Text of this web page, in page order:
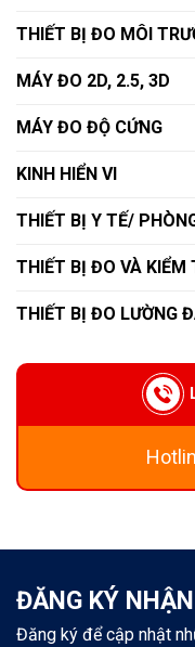
THIẾT BỊ ĐO MÔI
MÁY ĐO 2D, 2.5, 3D
MÁY ĐO ĐỘ CỨNG
KINH HIỂN VI
THIẾT BỊ Y TẾ/
THIẾT BỊ ĐO VÀ KIỂM
THIẾT BỊ ĐO LƯỜNG
ĐĂNG KÝ
Đăng ký để cập nhật